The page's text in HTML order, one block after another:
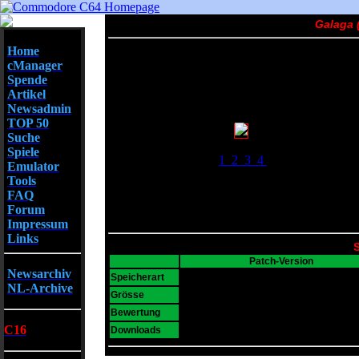
Home
cManager
Spende
Artikel
Newsadmin
TOP 50
Suche
Spiele
Emulator
Tools
FAQ
Forum
Impressum
Links
Newsarchiv
NL-Archive
C16
Galaga
1 2 3 4
Patch-Version
Speicherart
Grösse
Bewertung
Downloads